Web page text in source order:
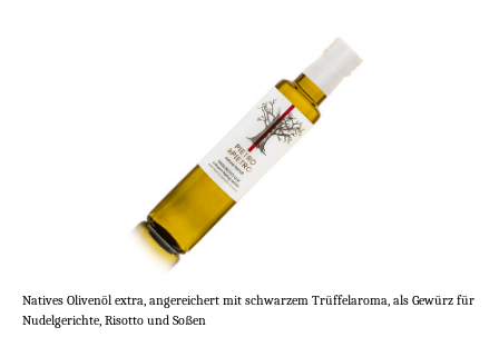
Natives Olivenöl extra, angereichert mit schwarzem Trüffelaroma, als Gewürz für
Nudelgerichte, Risotto und Soßen